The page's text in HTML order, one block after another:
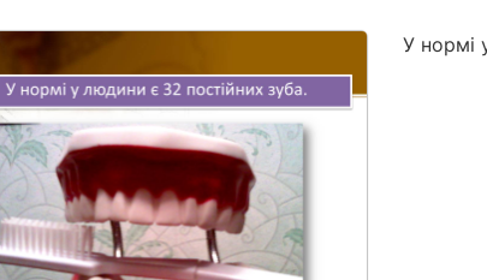
У нормі